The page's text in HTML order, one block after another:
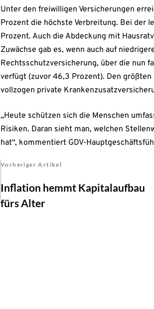
Unter den freiwilligen Versicherungen
Prozent die höchste Verbreitung. Bei der
Prozent. Auch die Abdeckung mit
Zuwächse gab es, wenn auch auf
Rechtsschutzversicherung, über die nun
verfügt (zuvor 46,3 Prozent). Den größten
vollzogen private
„Heute schützen sich die Menschen
Risiken. Daran sieht man, welchen
hat“, kommentiert GDV-
Vorheriger Artikel
Inflation hemmt Kapitalaufbau
fürs Alter